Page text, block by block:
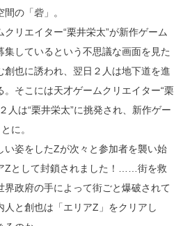
の「砦」。
リエイター“栗井栄太”が新作ゲーム
集しているという不思議な画面を見た
創也に誘われ、翌日２人は地下道を進
そこには天才ゲームクリエイター“栗
人は“栗井栄太”に挑発され、新作ゲー
に。
い姿をしたZが次々と参加者を襲い始
Zとして封鎖されました！……街を救
界政府の手によって街ごと爆破されて
と創也は「エリアZ」をクリアし